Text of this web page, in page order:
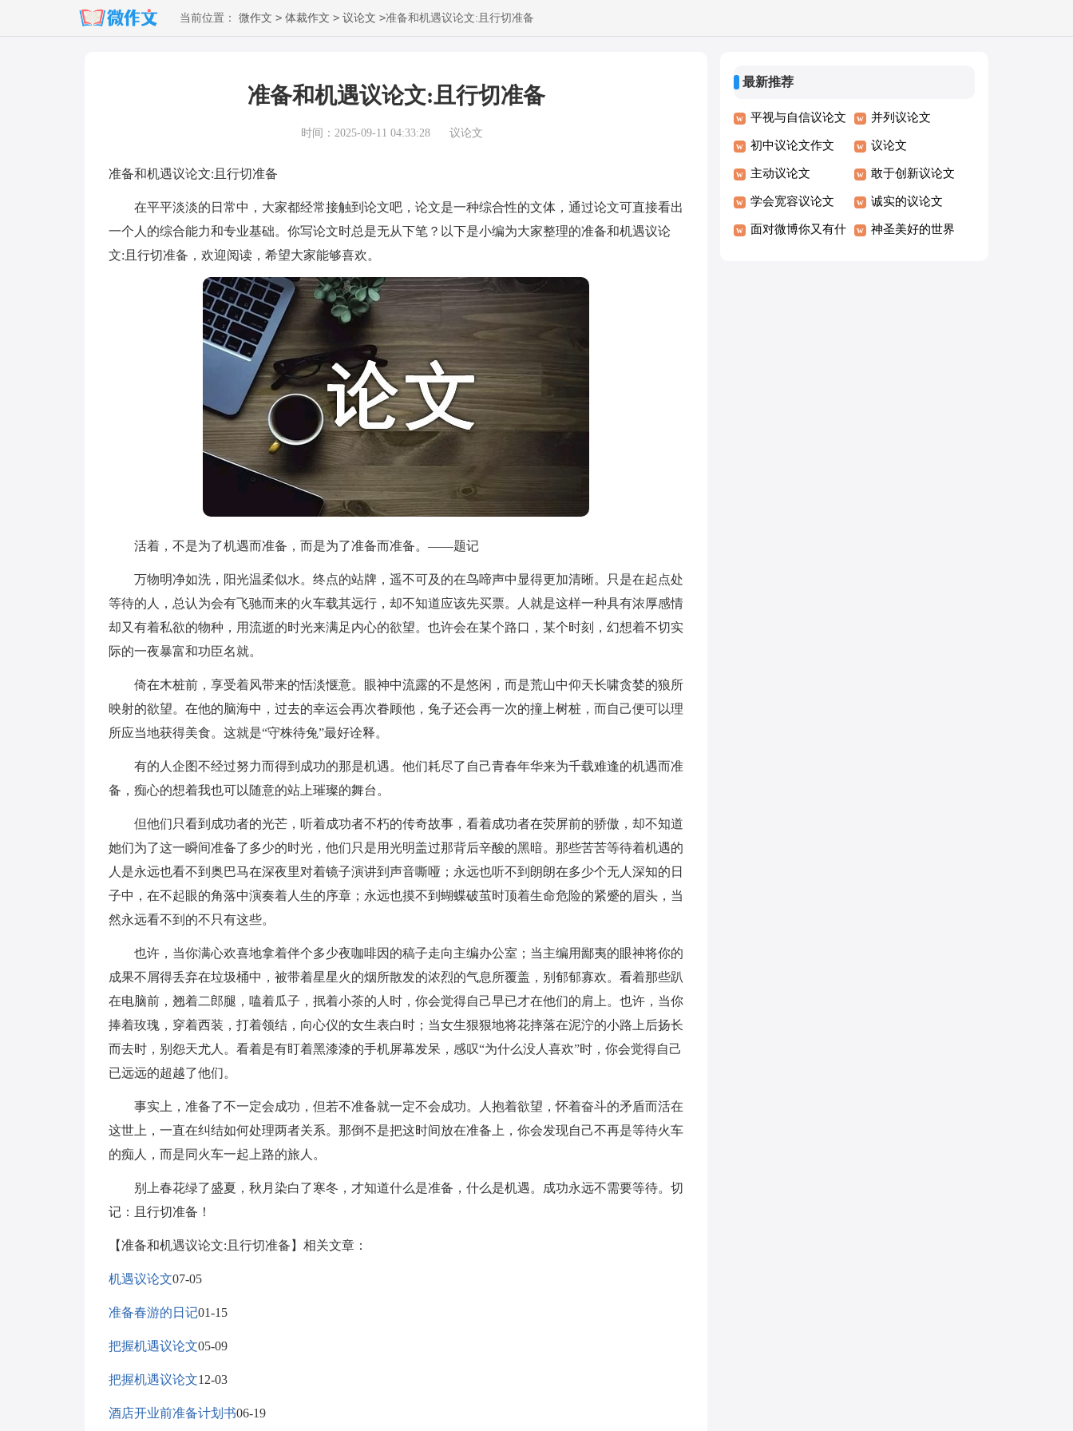
当前位置： 微作文 > 体裁作文 > 议论文 >准备和机遇议论文:且行切准备
准备和机遇议论文:且行切准备
时间：2025-09-11 04:33:28 议论文
准备和机遇议论文:且行切准备
在平平淡淡的日常中，大家都经常接触到论文吧，论文是一种综合性的文体，通过论文可直接看出
一个人的综合能力和专业基础。你写论文时总是无从下笔？以下是小编为大家整理的准备和机遇议论
文:且行切准备，欢迎阅读，希望大家能够喜欢。
活着，不是为了机遇而准备，而是为了准备而准备。——题记
万物明净如洗，阳光温柔似水。终点的站牌，遥不可及的在鸟啼声中显得更加清晰。只是在起点处
等待的人，总认为会有飞驰而来的火车载其远行，却不知道应该先买票。人就是这样一种具有浓厚感情
却又有着私欲的物种，用流逝的时光来满足内心的欲望。也许会在某个路口，某个时刻，幻想着不切实
际的一夜暴富和功臣名就。
倚在木桩前，享受着风带来的恬淡惬意。眼神中流露的不是悠闲，而是荒山中仰天长啸贪婪的狼所
映射的欲望。在他的脑海中，过去的幸运会再次眷顾他，兔子还会再一次的撞上树桩，而自己便可以理
所应当地获得美食。 这就是“守株待兔”最好诠释。
有的人企图不经过努力而得到成功的那是机遇。他们耗尽了自己青春年华来为千载难逢的机遇而准
备，痴心的想着我也可以随意的站上璀璨的舞台。
但他们只看到成功者的光芒，听着成功者不朽的传奇故事，看着成功者在荧屏前的骄傲，却不知道
她们为了这一瞬间准备了多少的时光，他们只是用光明盖过那背后辛酸的黑暗。那些苦苦等待着机遇的
人是永远也看不到奥巴马在深夜里对着镜子演讲到声音嘶哑；永远也听不到朗朗在多少个无人深知的日
子中，在不起眼的角落中演奏着人生的序章；永远也摸不到蝴蝶破茧时顶着生命危险的紧蹙的眉头，当
然永远看不到的不只有这些。
也许，当你满心欢喜地拿着伴个多少夜咖啡因的稿子走向主编办公室；当主编用鄙夷的眼神将你的
成果不屑得丢弃在垃圾桶中，被带着星星火的烟所散发的浓烈的气息所覆盖，别郁郁寡欢。看着那些趴
在电脑前，翘着二郎腿，嗑着瓜子，抿着小茶的人时，你会觉得自己早已才在他们的肩上。也许，当你
捧着玫瑰，穿着西装，打着领结，向心仪的女生表白时；当女生狠狠地将花摔落在泥泞的小路上后扬长
而去时，别怨天尤人。看着是有盯着黑漆漆的手机屏幕发呆，感叹“为什么没人喜欢”时，你会觉得自己
已远远的超越了他们。
事实上，准备了不一定会成功，但若不准备就一定不会成功。人抱着欲望，怀着奋斗的矛盾而活在
这世上，一直在纠结如何处理两者关系。那倒不是把这时间放在准备上，你会发现自己不再是等待火车
的痴人，而是同火车一起上路的旅人。
别上春花绿了盛夏，秋月染白了寒冬，才知道什么是准备，什么是机遇。成功永远不需要等待。切
记：且行切准备！
【准备和机遇议论文:且行切准备】相关文章：
机遇议论文07-05
准备春游的日记01-15
把握机遇议论文05-09
把握机遇议论文12-03
酒店开业前准备计划书06-19
最新推荐
平视与自信议论文 并列议论文
初中议论文作文 议论文
主动议论文 敢于创新议论文
学会宽容议论文 诚实的议论文
面对微博你又有什 神圣美好的世界